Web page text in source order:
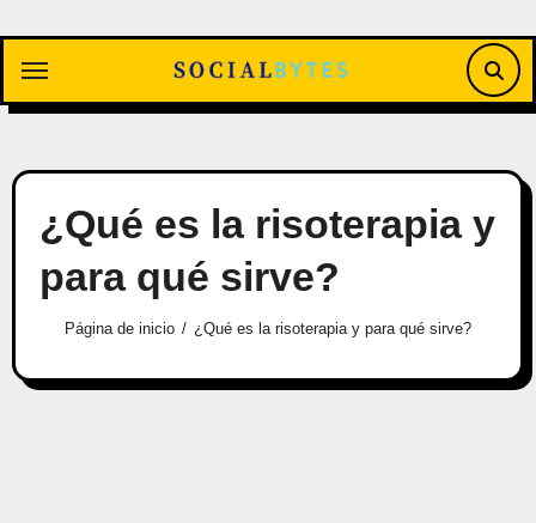
contenido
¿Qué es la risoterapia y
para qué sirve?
Página de inicio ¿Qué es la risoterapia y para qué sirve?